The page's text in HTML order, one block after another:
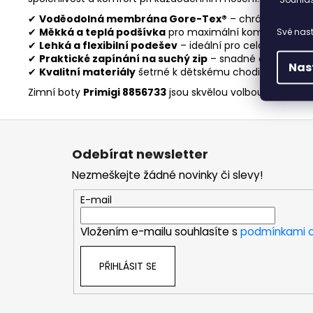
Své
✔ Voděodolná membrána Gore-Tex® – chrání před
✔ Měkká a teplá podšívka pro maximální komfort
✔ Lehká a flexibilní podešev – ideální pro celodenní
✔ Praktické zapínání na suchý zip – snadné obouvání
✔ Kvalitní materiály šetrné k dětskému chodidlu,
Zimní boty Primigi 8856733 jsou skvělou volbou pro
Z
Odebírat newsletter
Nezmeškejte žádné novinky či slevy!
E-mail
Vložením e-mailu souhlasíte s podmínkami
PŘIHLÁSIT SE